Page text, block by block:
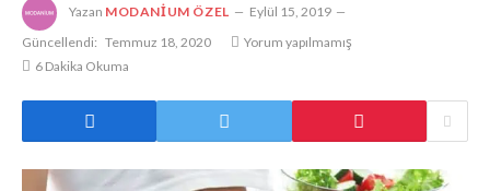
Yazan MODANIUM ÖZEL
Eylül 15, 2019
Güncellendi: Temmuz 18, 2020
Yorum yapılmamış
6 Dakika Okuma